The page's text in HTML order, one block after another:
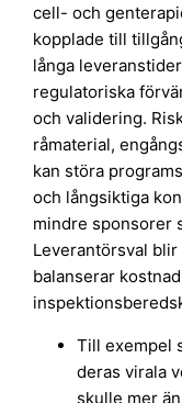
cell- och
kopplade till
långa
regulatoriska
och validering.
råmaterial,
kan störa
och långsiktiga
mindre sponsorer
Leverantörsval
balanserar
Till exempel
deras virala
skulle mer